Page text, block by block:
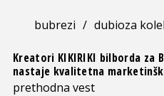
bubrezi / dubioza
Kreatori KIKIRIKI bilborda za
nastaje kvalitetna
prethodna vest